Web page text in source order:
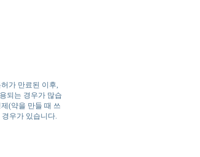
가 만료된 이후,
되는 경우가 많습
(약을 만들 때 쓰
우가 있습니다.